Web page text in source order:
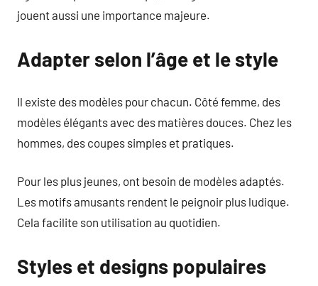
jouent aussi une importance majeure.
Adapter selon l’âge et le style
Il existe des modèles pour chacun. Côté femme, des
modèles élégants avec des matières douces. Chez les
hommes, des coupes simples et pratiques.
Pour les plus jeunes, ont besoin de modèles adaptés.
Les motifs amusants rendent le peignoir plus ludique.
Cela facilite son utilisation au quotidien.
Styles et designs populaires